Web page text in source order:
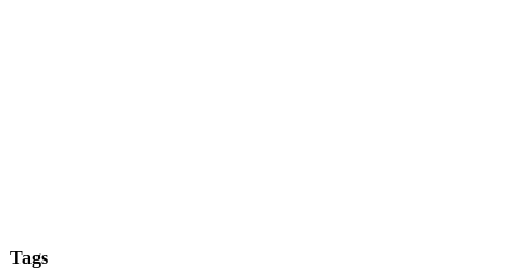
Tags